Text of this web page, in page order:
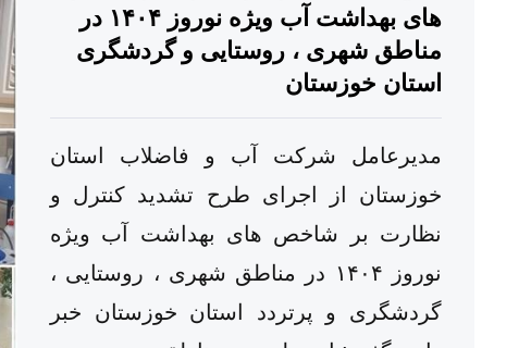
های بهداشت آب ویژه نوروز ۱۴۰۴ در
مناطق شهری ، روستایی و گردشگری
استان خوزستان
مدیرعامل شرکت آب و فاضلاب استان
خوزستان از اجرای طرح تشدید کنترل و
نظارت بر شاخص های بهداشت آب ویژه
نوروز ۱۴۰۴ در مناطق شهری ، روستایی ،
گردشگری و پرتردد استان خوزستان خبر